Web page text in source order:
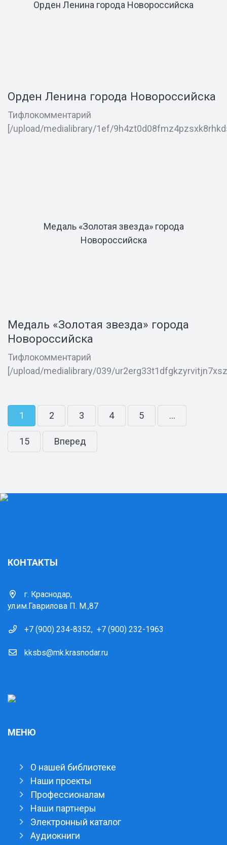
Орден Ленина города Новороссийска
Орден Ленина города Новороссийска
Тифлокомментарий
[/upload/medialibrary/1ef/
Медаль «Золотая звезда» города
Новороссийска
Медаль «Золотая звезда» города
Новороссийска
Тифлокомментарий
[/upload/medialibrary/039/
1 2 3 4 5 ...
15 Вперед
КОНТАКТЫ
г. Краснодар,
ул.им.Гаврилова П. М.,87
+7 (900) 234-8352, +7 (900) 232-1963
kksbs@mk.krasnodar.ru
МЕНЮ
О нашей библиотеке
Наши проекты
Профессионалам
Наши партнеры
Электронный каталог
Аудиокниги